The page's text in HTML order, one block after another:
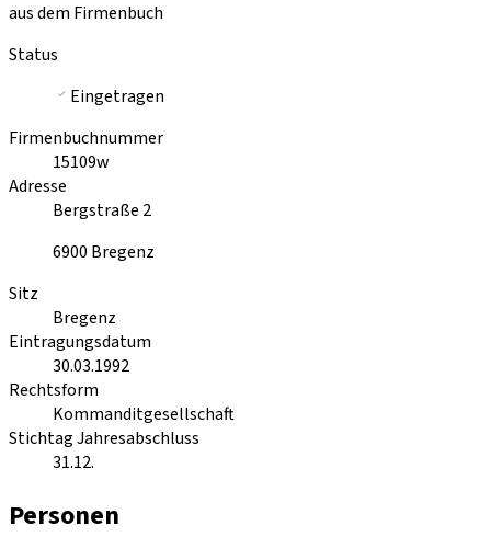
aus dem Firmenbuch
Status
Eingetragen
Firmenbuchnummer
15109w
Adresse
Bergstraße 2
6900 Bregenz
Sitz
Bregenz
Eintragungsdatum
30.03.1992
Rechtsform
Kommanditgesellschaft
Stichtag Jahresabschluss
31.12.
Personen